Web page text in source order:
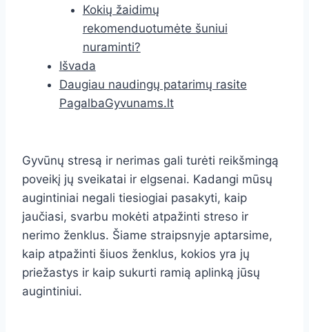
Kokių žaidimų
rekomenduotumėte šuniui
nuraminti?
Išvada
Daugiau naudingų patarimų rasite
PagalbaGyvunams.lt
Gyvūnų stresą ir nerimas gali turėti reikšmingą
poveikį jų sveikatai ir elgsenai. Kadangi mūsų
augintiniai negali tiesiogiai pasakyti, kaip
jaučiasi, svarbu mokėti atpažinti streso ir
nerimo ženklus. Šiame straipsnyje aptarsime,
kaip atpažinti šiuos ženklus, kokios yra jų
priežastys ir kaip sukurti ramią aplinką jūsų
augintiniui.